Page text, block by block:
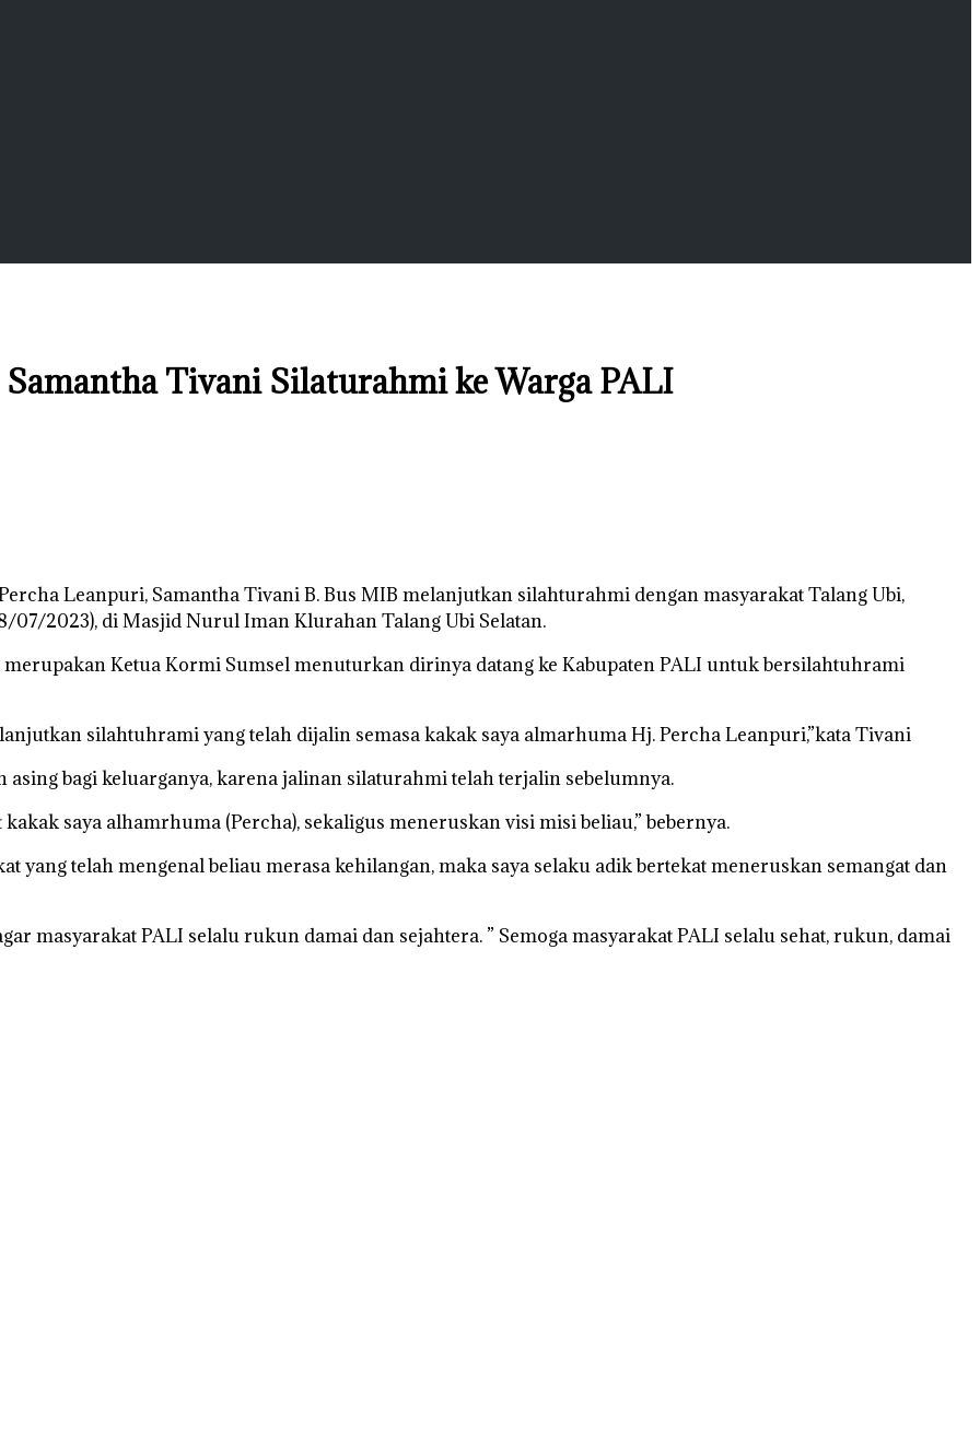
Tivani Silaturahmi ke Warga PALI
Leanpuri, Samantha Tivani B. Bus MIB melanjutkan silahturahmi dengan masyarakat Talang Ubi,
07/2023), di Masjid Nurul Iman Klurahan Talang Ubi Selatan.
merupakan Ketua Kormi Sumsel menuturkan dirinya datang ke Kabupaten PALI untuk bersilahtuhrami
silahtuhrami yang telah dijalin semasa kakak saya almarhuma Hj. Percha Leanpuri,”kata Tivani
bagi keluarganya, karena jalinan silaturahmi telah terjalin sebelumnya.
saya alhamrhuma (Percha), sekaligus meneruskan visi misi beliau,” bebernya.
yang telah mengenal beliau merasa kehilangan, maka saya selaku adik bertekat meneruskan semangat dan
masyarakat PALI selalu rukun damai dan sejahtera. ” Semoga masyarakat PALI selalu sehat, rukun, damai